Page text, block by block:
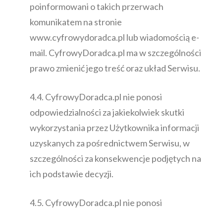
poinformowani o takich przerwach
komunikatem na stronie
www.cyfrowydoradca.pl lub wiadomością e-
mail. CyfrowyDoradca.pl ma w szczególności
prawo zmienić jego treść oraz układ Serwisu.
4.4. CyfrowyDoradca.pl nie ponosi
odpowiedzialności za jakiekolwiek skutki
wykorzystania przez Użytkownika informacji
uzyskanych za pośrednictwem Serwisu, w
szczególności za konsekwencje podjętych na
ich podstawie decyzji.
4.5. CyfrowyDoradca.pl nie ponosi